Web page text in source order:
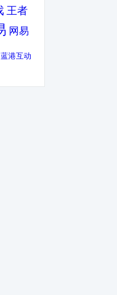
王者
网易
蓝港互动